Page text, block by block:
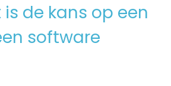
de kans op een
software